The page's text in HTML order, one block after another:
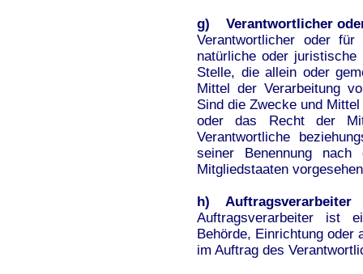
g) Verantwortlicher
Verantwortlicher oder
natürliche oder juristische
Stelle, die allein oder
Mittel der Verarbeitung
Sind die Zwecke und
oder das Recht der
Verantwortliche
seiner Benennung
Mitgliedstaaten
h) Auftragsverarbeiter
Auftragsverarbeiter ist
Behörde, Einrichtung oder
im Auftrag des